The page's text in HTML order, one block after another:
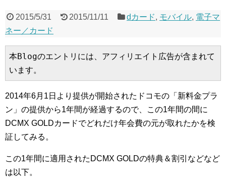
2015/5/31 2015/11/11 dカード, モバイル, 電子マ
ネー／カード
本Blogのエントリには、アフィリエイト広告が含まれて
います。
2014年6月1日より提供が開始されたドコモの「新料金プラ
ン」の提供から1年間が経過するので、この1年間の間に
DCMX GOLDカードでどれだけ年会費の元が取れたかを検
証してみる。
この1年間に適用されたDCMX GOLDの特典＆割引などなど
は以下。